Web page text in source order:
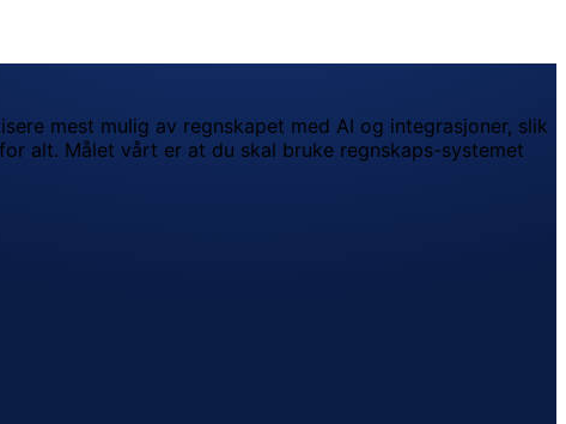
mest mulig av regnskapet med AI og integrasjoner, slik
alt. Målet vårt er at du skal bruke regnskaps-systemet